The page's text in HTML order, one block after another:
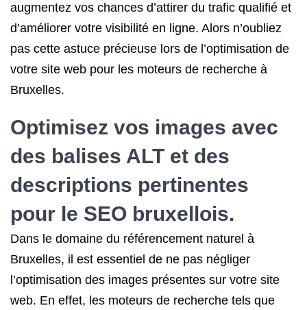
augmentez vos chances d’attirer du trafic qualifié et
d’améliorer votre visibilité en ligne. Alors n’oubliez
pas cette astuce précieuse lors de l’optimisation de
votre site web pour les moteurs de recherche à
Bruxelles.
Optimisez vos images avec
des balises ALT et des
descriptions pertinentes
pour le SEO bruxellois.
Dans le domaine du référencement naturel à
Bruxelles, il est essentiel de ne pas négliger
l’optimisation des images présentes sur votre site
web. En effet, les moteurs de recherche tels que